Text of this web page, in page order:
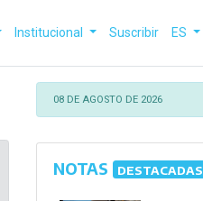
Institucional Suscribir ES
08 DE AGOSTO DE 2026
NOTAS DESTACADAS